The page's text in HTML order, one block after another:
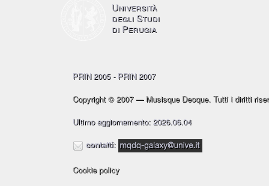
Università
degli Studi
di Perugia
PRIN 2005 - PRIN 2007
Copyright © 2007 — Musisque Deoque. Tutti i diritti
Ultimo aggiornamento: 2026.06.04
contatti:
Cookie policy